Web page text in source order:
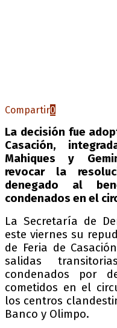
Compartir0
La decisión fue
Casación,
Mahiques y
revocar la
denegado al
condenados en el
La Secretaría de
este viernes su
de Feria de
salidas
condenados por
cometidos en el
los centros
Banco y Olimpo.